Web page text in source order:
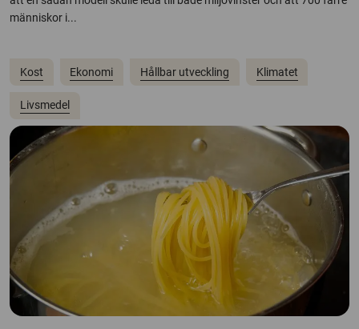
människor i...
Kost Ekonomi Hållbar utveckling Klimatet
Livsmedel